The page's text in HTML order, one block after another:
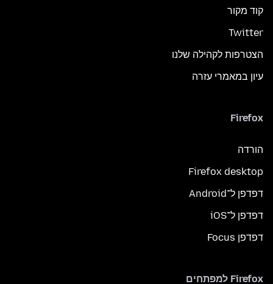
קוד מקור
Twitter
הצטרפות לקהילה שלנו
עיון במאמרי עזרה
Firefox
הורדה
Firefox desktop
דפדפן ל־Android
דפדפן ל־iOS
דפדפן Focus
Firefox למפתחים